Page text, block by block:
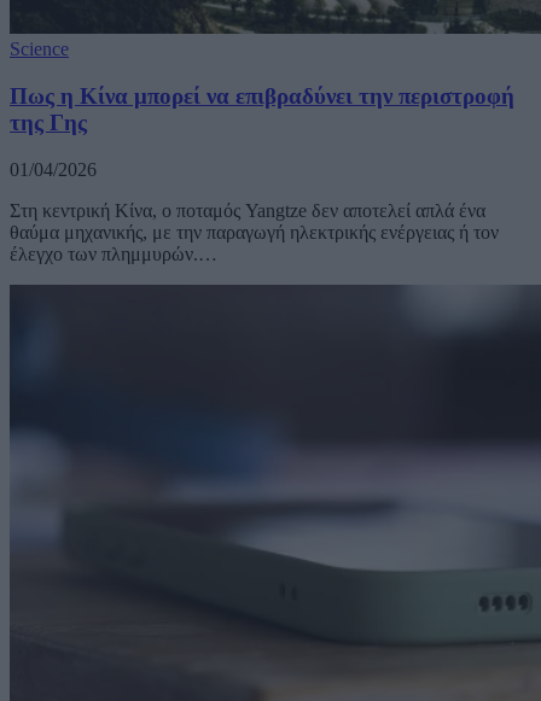
Science
Πως η Κίνα μπορεί να επιβραδύνει την περιστροφή
της Γης
01/04/2026
Στη κεντρική Κίνα, ο ποταμός Yangtze δεν αποτελεί απλά ένα
θαύμα μηχανικής, με την παραγωγή ηλεκτρικής ενέργειας ή τον
έλεγχο των πλημμυρών.…